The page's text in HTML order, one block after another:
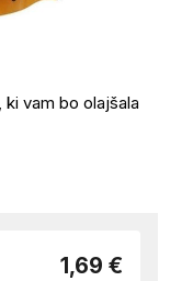
vam bo olajšala
1,69 €